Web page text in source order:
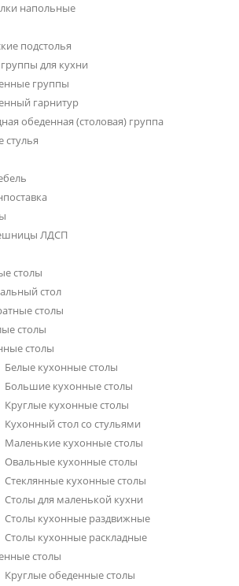
напольные
подстолья
для кухни
группы
гарнитур
обеденная (столовая) группа
стулья
ЛДСП
столы
стол
столы
столы
столы
Белые кухонные столы
Большие кухонные столы
Круглые кухонные столы
Кухонный стол со стульями
Маленькие кухонные столы
Овальные кухонные столы
Стеклянные кухонные столы
Столы для маленькой кухни
Столы кухонные раздвижные
Столы кухонные раскладные
столы
Круглые обеденные столы